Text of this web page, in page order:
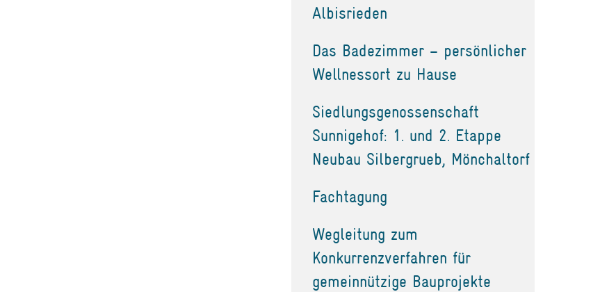
Albisrieden
Das Badezimmer – persönlicher
Wellnessort zu Hause
Siedlungsgenossenschaft
Sunnigehof: 1. und 2. Etappe
Neubau Silbergrueb, Mönchaltorf
Fachtagung
Wegleitung zum
Konkurrenzverfahren für
gemeinnützige Bauprojekte